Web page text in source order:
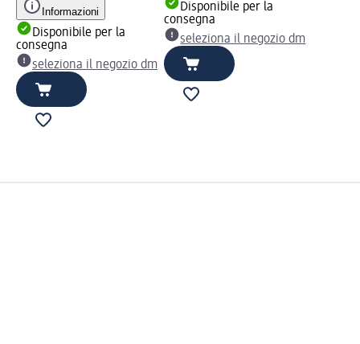
Informazioni
Disponibile per la
consegna
seleziona il negozio dm
Disponibile per la
consegna
seleziona il negozio dm